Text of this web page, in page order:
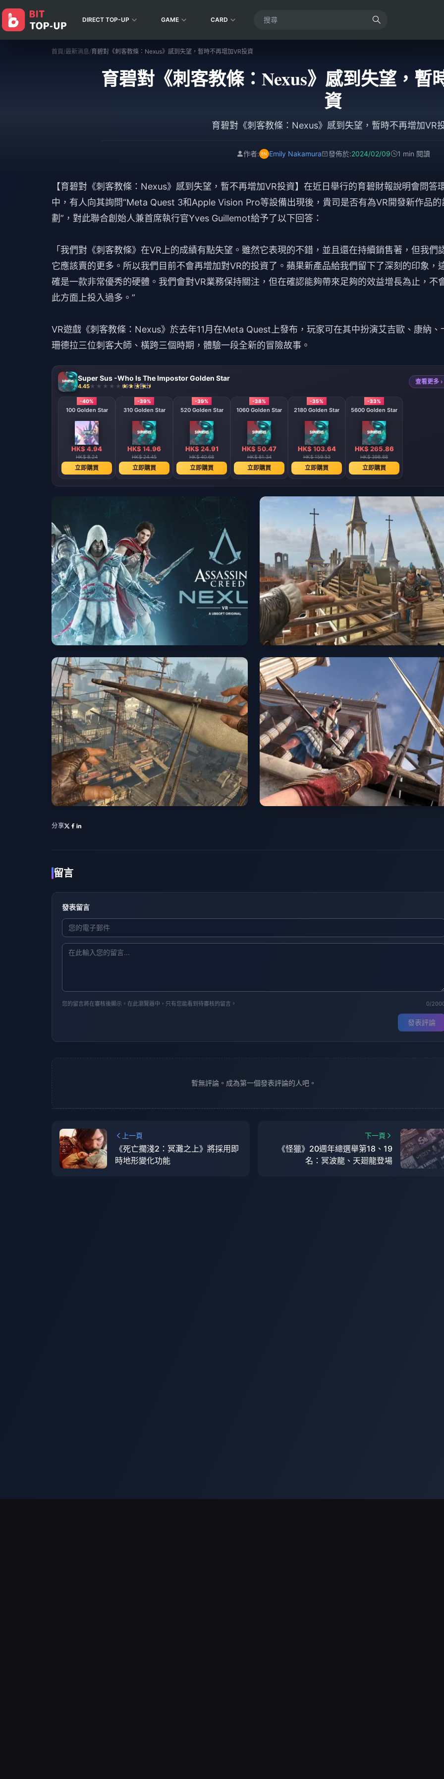
DIRECT TOP-UP GAME CARD
首頁/最新消息/育碧對《刺客教條：Nexus》感到失望，暫時不再增加VR投資
育碧對《刺客教條：Nexus》感到失望，暫
資
育碧對《刺客教條：Nexus》感到失望，暫時不再增加VR
作者: Emily Nakamura 發佈於:2024/02/09 1 min 閱讀
【育碧對《刺客教條：Nexus》感到失望，暫不再增加VR投資】在近日舉行的育碧財報說明會問答
中，有人向其詢問“Meta Quest 3和Apple Vision Pro等設備出現後，貴司是否有為VR開發新作品的
劃”，對此聯合創始人兼首席執行官Yves Guillemot給予了以下回答：
「我們對《刺客教條》在VR上的成績有點失望。雖然它表現的不錯，並且還在持續銷售著，但我們
它應該賣的更多。所以我們目前不會再增加對VR的投資了。蘋果新產品給我們留下了深刻的印象，
確是一款非常優秀的硬體。我們會對VR業務保持關注，但在確認能夠帶來足夠的效益增長為止，不
此方面上投入過多。”
VR遊戲《刺客教條：Nexus》於去年11月在Meta Quest上發布，玩家可在其中扮演艾吉歐、康納、
珊德拉三位刺客大師、橫跨三個時期，體驗一段全新的冒險故事。
Super Sus -Who Is The Impostor Golden Star
4.45 695 已售出
查看更多 ›
-40%
100 Golden Star
HK$ 4.94
HK$ 8.24
立即購買
-39%
310 Golden Star
HK$ 14.96
HK$ 24.45
立即購買
-39%
520 Golden Star
HK$ 24.91
HK$ 40.68
立即購買
-38%
1060 Golden Star
HK$ 50.47
HK$ 81.34
立即購買
-35%
2180 Golden Star
HK$ 103.64
HK$ 159.53
立即購買
-33%
5600 Golden Star
HK$ 265.86
HK$ 398.88
立即購買
分享
留言
發表留言
您的留言將在審核後顯示。在此瀏覽器中，只有您能看到待審核的留言。 0/
發表評論
暫無評論。成為第一個發表評論的人吧。
上一頁
《死亡擱淺2：冥灘之上》將採用即
時地形變化功能
下一頁
《怪獵》20週年總選舉第18、19
名：冥波龍、天廻龍登場